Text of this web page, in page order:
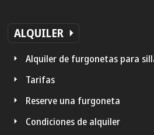
ALQUILER
Alquiler de furgonetas para
Tarifas
Reserve una furgoneta
Condiciones de alquiler